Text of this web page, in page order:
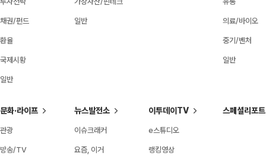
채권/펀드
환율
국제시황
일반
일반 의료/바이오
중기/벤처
일반
문화·라이프
관광
방송/TV
뉴스발전소
이슈크래커
요즘, 이거
이투데이TV
e스튜디오
랭킹영상
스페셜리포트